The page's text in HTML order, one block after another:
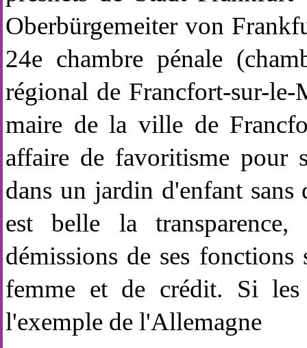
Oberbürgemeiter von
24e chambre pénale
régional de Francfort-sur-
maire de la ville de
affaire de favoritisme pour
dans un jardin d'enfant
est belle la
démissions de ses
femme et de crédit. Si les
l'exemple de l'Allemagne